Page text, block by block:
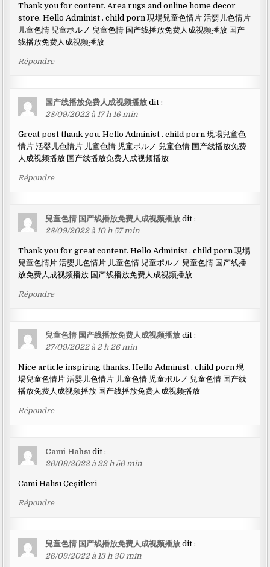
Thank you for content. Area rugs and online home decor
store. Hello Administ . child porn 現場兒童色情片 活婴儿色情片
儿童色情 児童ポルノ 兒童色情 国产线播放免费人成视频播放 国产
线播放免费人成视频播放
Répondre
国产线播放免费人成视频播放 dit :
28/09/2022 à 17 h 16 min
Great post thank you. Hello Administ . child porn 現場兒童色
情片 活婴儿色情片 儿童色情 児童ポルノ 兒童色情 国产线播放免费
人成视频播放 国产线播放免费人成视频播放
Répondre
兒童色情 国产线播放免费人成视频播放 dit :
28/09/2022 à 10 h 57 min
Thank you for great content. Hello Administ . child porn 現場
兒童色情片 活婴儿色情片 儿童色情 児童ポルノ 兒童色情 国产线播
放免费人成视频播放 国产线播放免费人成视频播放
Répondre
兒童色情 国产线播放免费人成视频播放 dit :
27/09/2022 à 2 h 26 min
Nice article inspiring thanks. Hello Administ . child porn 現
場兒童色情片 活婴儿色情片 儿童色情 児童ポルノ 兒童色情 国产线
播放免费人成视频播放 国产线播放免费人成视频播放
Répondre
Cami Halısı dit :
26/09/2022 à 22 h 56 min
Cami Halısı Çeşitleri
Répondre
兒童色情 国产线播放免费人成视频播放 dit :
26/09/2022 à 13 h 30 min